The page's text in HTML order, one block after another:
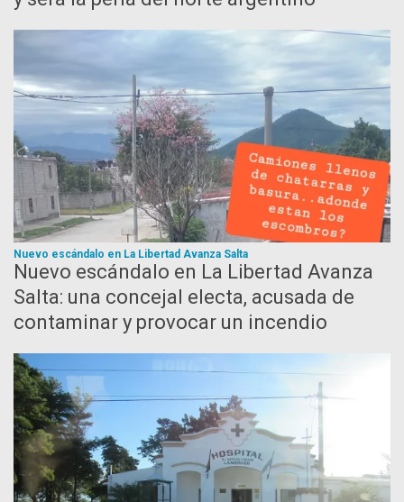
Nuevo escándalo en La Libertad Avanza Salta
Nuevo escándalo en La Libertad Avanza
Salta: una concejal electa, acusada de
contaminar y provocar un incendio